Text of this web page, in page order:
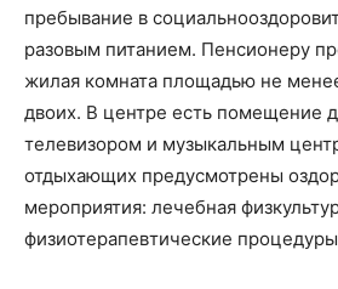
пребывание в
разовым питанием. Пенсионеру
жилая комната площадью не
двоих. В центре есть помещение
телевизором и музыкальным
отдыхающих предусмотрены
мероприятия: лечебная
физиотерапевтические